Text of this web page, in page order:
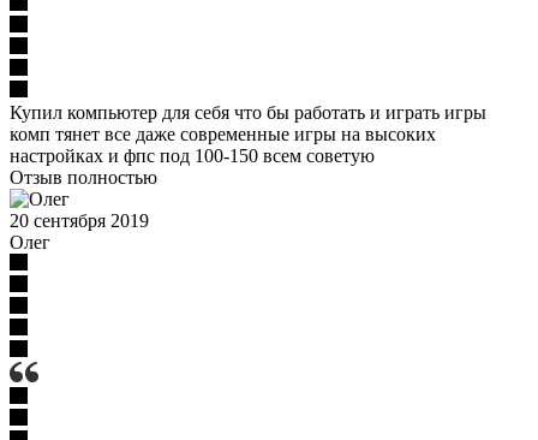
Купил компьютер для себя что бы работать и играть игры
комп тянет все даже современные игры на высоких
настройках и фпс под 100-150 всем советую
Отзыв полностью
20 сентября 2019
Олег